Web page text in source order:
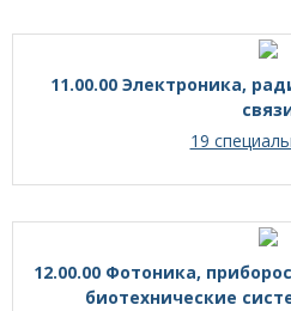
11.00.00 Электроника,
19
12.00.00 Фотоника,
биотехнические